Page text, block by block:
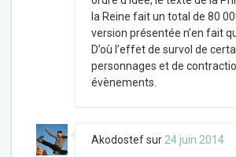
la Reine fait un total de 80
version présentée n’en fait
D’où l’effet de survol de
personnages et de
évènements.
Akodostefsur 24 juin 2014